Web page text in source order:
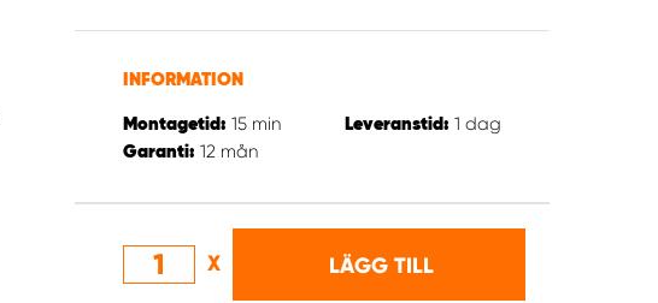
INFORMATION
Montagetid: 15 min Leveranstid: 1 dag
Garanti: 12 mån
X LÄGG TILL